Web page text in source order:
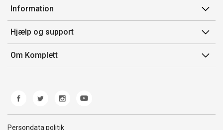
Min side
Ordrehistorik
Gavekort
Information
Salgsbetingelser
Mærker/producent
Fortrydelsesret
Hjælp og support
Kontakt os
Kundeservice
Fejl/Mangler
Fragt og levering
Om Komplett
Persondata politik